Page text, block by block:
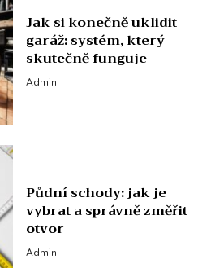
Jak si konečně uklidit
garáž: systém, který
skutečně funguje
Admin
Půdní schody: jak je
vybrat a správně změřit
otvor
Admin